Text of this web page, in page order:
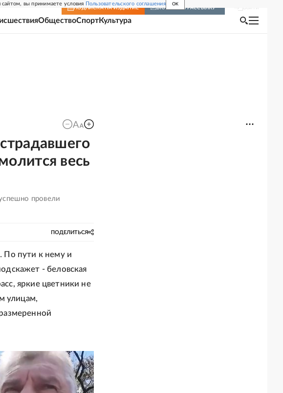
вы принимаете условия Пользовательского соглашения OK
ПОДПИСКА НА ИЗДАНИЕ ВКЛЮЧИТЬ РАССЫЛКУ
ОбществоСпортКультура
весь
провели
ПОДЕЛИТЬСЯ
По пути к нему и
- беловская
яркие цветники не
улицам,